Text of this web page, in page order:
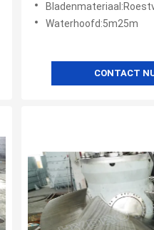
Bladenmateriaal:Roestvrij
Waterhoofd:5m25m
CONTACT